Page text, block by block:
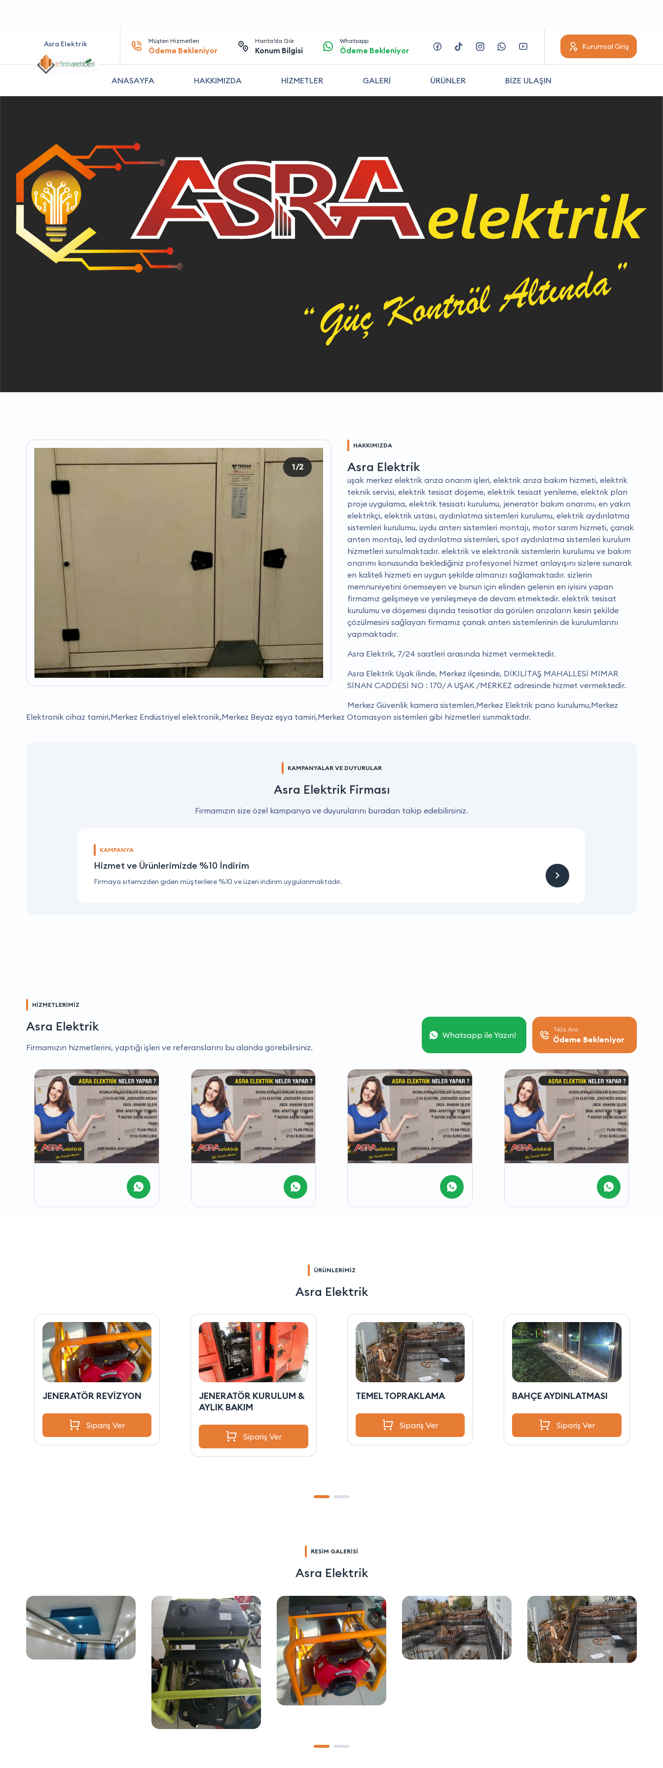
Asra Elektrik Müşteri Hizmetleri
Ödeme Bekleniyor
Harita’da Gör
Konum Bilgisi
Whatsapp
Ödeme Bekleniyor Kurumsal Giriş
ANASAYFA HAKKIMIZDA HİZMETLER GALERİ ÜRÜNLER BİZE ULAŞIN
HAKKIMIZDA
Asra Elektrik
uşak merkez elektrik arıza onarım işleri, elektrik arıza bakım hizmeti, elektrik
teknik servisi, elektrik tesisat döşeme, elektrik tesisat yenileme, elektrik plan
proje uygulama, elektrik tesisatı kurulumu, jeneratör bakım onarımı, en yakın
elektrikçi, elektrik ustası, aydınlatma sistemleri kurulumu, elektrik aydınlatma
sistemleri kurulumu, uydu anten sistemleri montajı, motor sarım hizmeti, çanak
anten montajı, led aydınlatma sistemleri, spot aydınlatma sistemleri kurulum
hizmetleri sunulmaktadır. elektrik ve elektronik sistemlerin kurulumu ve bakım
onarımı konusunda beklediğiniz profesyonel hizmet anlayışını sizlere sunarak
en kaliteli hizmeti en uygun şekilde almanızı sağlamaktadır. sizlerin
memnuniyetini önemseyen ve bunun için elinden gelenin en iyisini yapan
firmamız gelişmeye ve yenileşmeye de devam etmektedir. elektrik tesisat
kurulumu ve döşemesi dışında tesisatlar da görülen arızaların kesin şekilde
çözülmesini sağlayan firmamız çanak anten sistemlerinin de kurulumlarını
yapmaktadır.
Asra Elektrik, 7/24 saatleri arasında hizmet vermektedir.
Asra Elektrik Uşak ilinde, Merkez ilçesinde, DİKİLİTAŞ MAHALLESİ MİMAR
SİNAN CADDESİ NO : 170/ A UŞAK /MERKEZ adresinde hizmet vermektedir.
Merkez Güvenlik kamera sistemleri,Merkez Elektrik pano kurulumu,Merkez
Elektronik cihaz tamiri,Merkez Endüstriyel elektronik,Merkez Beyaz eşya tamiri,Merkez Otomasyon sistemleri gibi hizmetleri sunmaktadır.
KAMPANYALAR VE DUYURULAR
Asra Elektrik Firması
Firmamızın size özel kampanya ve duyurularını buradan takip edebilirsiniz.
KAMPANYA
Hizmet ve Ürünlerimizde %10 İndirim
Firmaya sitemizden giden müşterilere %10 ve üzeri indirim uygulanmaktadır.
HİZMETLERİMİZ
Asra Elektrik
Firmamızın hizmetlerini, yaptığı işleri ve referanslarını bu alanda görebilirsiniz.
Whatsapp ile Yazın!
Tıkla Ara
Ödeme Bekleniyor
ÜRÜNLERİMİZ
Asra Elektrik
JENERATÖR REVİZYON
Sipariş Ver
JENERATÖR KURULUM &
AYLIK BAKIM
Sipariş Ver
TEMEL TOPRAKLAMA
Sipariş Ver
BAHÇE AYDINLATMASI
Sipariş Ver
RESİM GALERİSİ
Asra Elektrik